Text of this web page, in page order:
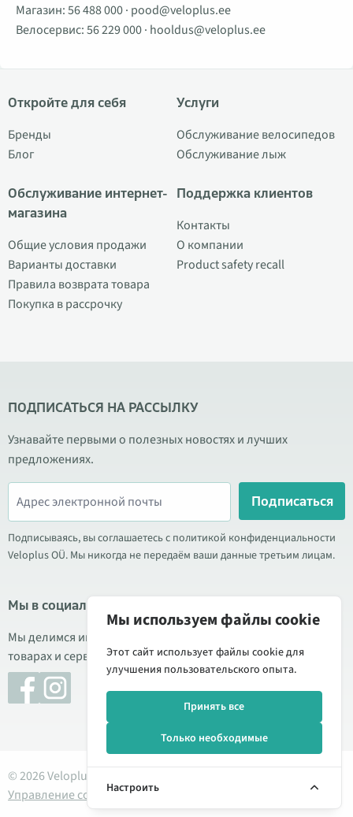
Магазин:56 488 000· pood@veloplus.ee
Велосервис:56 229 000· hooldus@veloplus.ee
Откройте для себя
Бренды
Блог
Обслуживание интернет-
магазина
Общие условия продажи
Варианты доставки
Правила возврата товара
Покупка в рассрочку
Услуги
Обслуживание велосипедов
Обслуживание лыж
Поддержка клиентов
Контакты
О компании
Product safety recall
ПОДПИСАТЬСЯ НА РАССЫЛКУ
Узнавайте первыми о полезных новостях и лучших
предложениях.
Подписаться
Подписываясь, вы соглашаетесь с политикой конфиденциальности
Veloplus OÜ. Мы никогда не передаём ваши данные третьим лицам.
Мы в социальных сетях
Мы делимся информацией о выгодных акциях, новых
товарах и сервисе. Иногда публикуем обзоры продукции.
© 2026 Veloplus OÜ. Все права защищены
Управление cookie
Мы используем файлы cookie
Этот сайт использует файлы cookie для
улучшения пользовательского опыта.
Принять все
Только необходимые
Настроить